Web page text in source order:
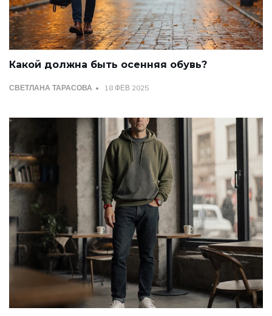
Какой должна быть осенняя обувь?
СВЕТЛАНА ТАРАСОВА 18 ФЕВ 2025